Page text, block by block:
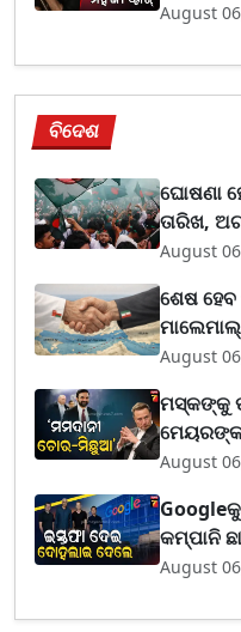
August
ବିଦେଶ
ଘୋଷଣା
ତାରିଖ,
August
ଶେଷ ହେବ
August
ମସ୍କଙ୍କୁ
ମେୟରଙ୍କ
August
କମ୍ପାନି
August